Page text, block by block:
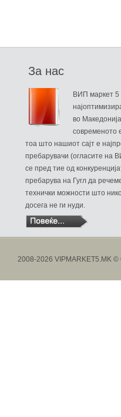
За нас
ВИП маркет 5
во
современото
тоа што нашиот сајт е
пребарувачи (огласите на
се пред тие од
пребарува на Гугл да
технички можности што
досега не ги нуди.
2008-2026 VIPMARKET5.MK